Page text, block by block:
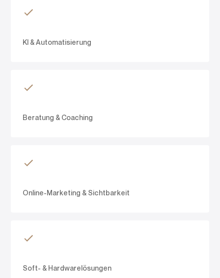
KI & Automatisierung
Beratung & Coaching
Online-Marketing & Sichtbarkeit
Soft- & Hardwarelösungen